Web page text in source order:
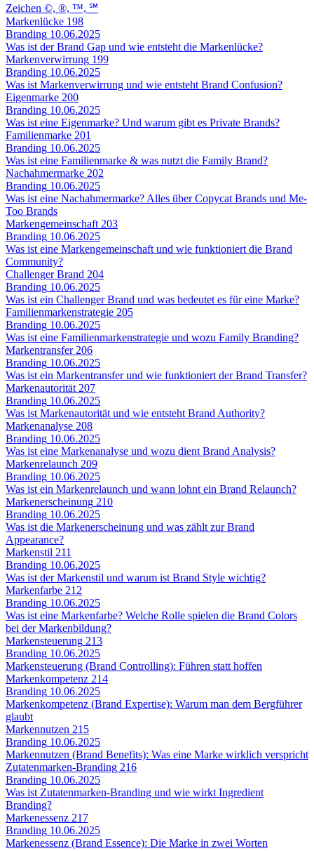
Zeichen ©, ®, ™, ℠
Markenlücke 198
Branding 10.06.2025
Was ist der Brand Gap und wie entsteht die Markenlücke?
Markenverwirrung 199
Branding 10.06.2025
Was ist Markenverwirrung und wie entsteht Brand Confusion?
Eigenmarke 200
Branding 10.06.2025
Was ist eine Eigenmarke? Und warum gibt es Private Brands?
Familienmarke 201
Branding 10.06.2025
Was ist eine Familienmarke & was nutzt die Family Brand?
Nachahmermarke 202
Branding 10.06.2025
Was ist eine Nachahmermarke? Alles über Copycat Brands und Me-
Too Brands
Markengemeinschaft 203
Branding 10.06.2025
Was ist eine Markengemeinschaft und wie funktioniert die Brand
Community?
Challenger Brand 204
Branding 10.06.2025
Was ist ein Challenger Brand und was bedeutet es für eine Marke?
Familienmarkenstrategie 205
Branding 10.06.2025
Was ist eine Familienmarkenstrategie und wozu Family Branding?
Markentransfer 206
Branding 10.06.2025
Was ist ein Markentransfer und wie funktioniert der Brand Transfer?
Markenautorität 207
Branding 10.06.2025
Was ist Markenautorität und wie entsteht Brand Authority?
Markenanalyse 208
Branding 10.06.2025
Was ist eine Markenanalyse und wozu dient Brand Analysis?
Markenrelaunch 209
Branding 10.06.2025
Was ist ein Markenrelaunch und wann lohnt ein Brand Relaunch?
Markenerscheinung 210
Branding 10.06.2025
Was ist die Markenerscheinung und was zählt zur Brand
Appearance?
Markenstil 211
Branding 10.06.2025
Was ist der Markenstil und warum ist Brand Style wichtig?
Markenfarbe 212
Branding 10.06.2025
Was ist eine Markenfarbe? Welche Rolle spielen die Brand Colors
bei der Markenbildung?
Markensteuerung 213
Branding 10.06.2025
Markensteuerung (Brand Controlling): Führen statt hoffen
Markenkompetenz 214
Branding 10.06.2025
Markenkompetenz (Brand Expertise): Warum man dem Bergführer
glaubt
Markennutzen 215
Branding 10.06.2025
Markennutzen (Brand Benefits): Was eine Marke wirklich verspricht
Zutatenmarken-Branding 216
Branding 10.06.2025
Was ist Zutatenmarken-Branding und wie wirkt Ingredient
Branding?
Markenessenz 217
Branding 10.06.2025
Markenessenz (Brand Essence): Die Marke in zwei Worten